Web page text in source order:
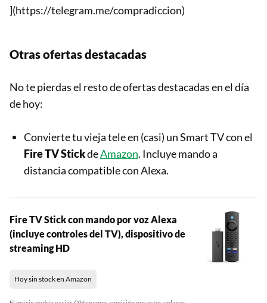
](https://telegram.me/compradiccion)
Otras ofertas destacadas
No te pierdas el resto de ofertas destacadas en el día
de hoy:
Convierte tu vieja tele en (casi) un Smart TV con el
Fire TV StickdeAmazon. Incluye mando a
distancia compatible con Alexa.
Fire TV Stick con mando por voz Alexa
(incluye controles del TV), dispositivo de
streaming HD
Hoy sin stock en Amazon